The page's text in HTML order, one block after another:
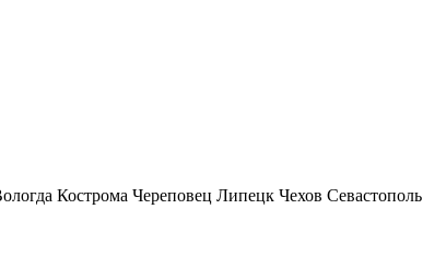
Кострома Череповец Липецк Чехов Севастополь